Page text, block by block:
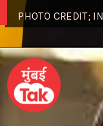
PHOTO CREDIT;